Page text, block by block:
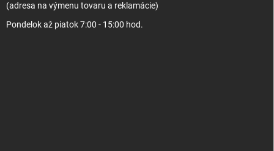
(adresa na výmenu tovaru a reklamácie)
Pondelok až piatok 7:00 - 15:00 hod.